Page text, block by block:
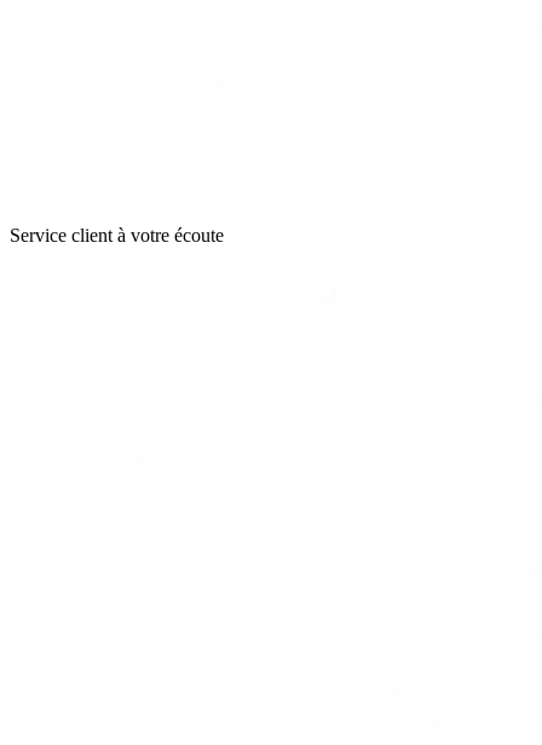
Service client à votre écoute